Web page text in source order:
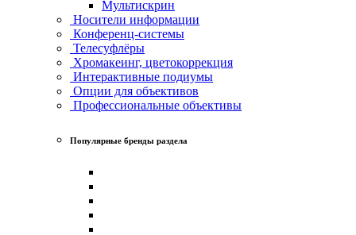
Мультискрин
Носители информации
Конференц-системы
Телесуфлёры
Хромакеинг, цветокоррекция
Интерактивные подиумы
Опции для объективов
Профессиональные объективы
Популярные бренды раздела